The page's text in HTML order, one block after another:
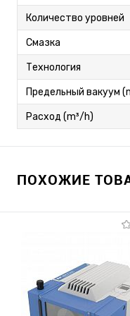
Количество уровней
Смазка
Технология
Предельный вакуум
Расход (m³/h)
ПОХОЖИЕ